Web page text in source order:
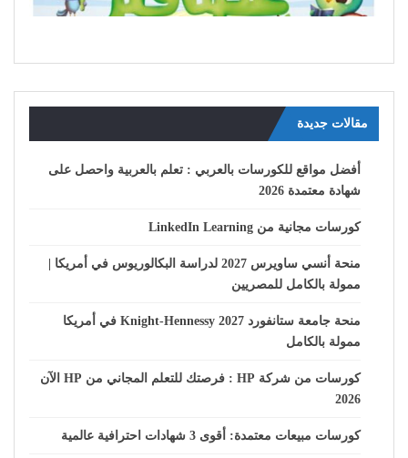
مقالات جديدة
أفضل مواقع للكورسات بالعربي : تعلم بالعربية واحصل على
شهادة معتمدة 2026
كورسات مجانية من LinkedIn Learning
منحة أنسي ساويرس 2027 لدراسة البكالوريوس في أمريكا |
ممولة بالكامل للمصريين
منحة جامعة ستانفورد Knight-Hennessy 2027 في أمريكا
ممولة بالكامل
كورسات من شركة HP : فرصتك للتعلم المجاني من HP الآن
2026
كورسات مبيعات معتمدة: أقوى 3 شهادات احترافية عالمية